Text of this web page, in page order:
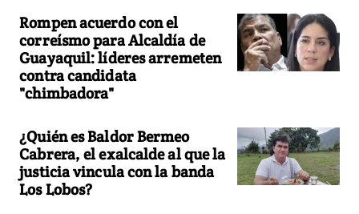
Rompen acuerdo con el
correísmo para Alcaldía de
Guayaquil: líderes arremeten
contra candidata
"chimbadora"
¿Quién es Baldor Bermeo
Cabrera, el exalcalde al que la
justicia vincula con la banda
Los Lobos?